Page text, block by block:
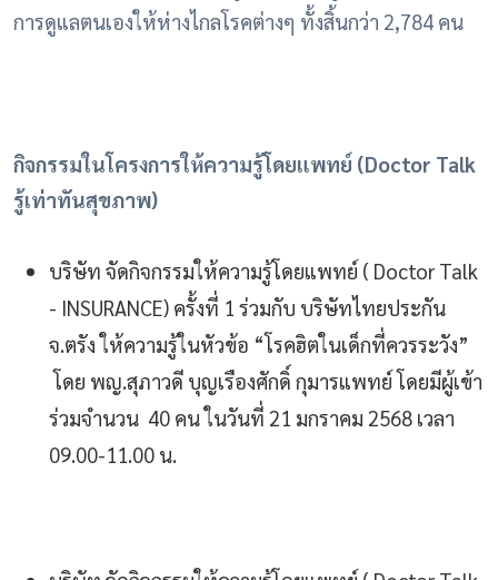
การดูแลตนเองให้ห่างไกลโรคต่างๆ ทั้งสิ้นกว่า 2,784 คน
กิจกรรมในโครงการให้ความรู้โดยแพทย์ (Doctor Talk
รู้เท่าทันสุขภาพ)
บริษัท จัดกิจกรรมให้ความรู้โดยแพทย์ ( Doctor Talk
- INSURANCE) ครั้งที่ 1 ร่วมกับ บริษัทไทยประกัน
จ.ตรัง ให้ความรู้ในหัวข้อ “โรคฮิตในเด็กที่ควรระวัง”
โดย พญ.สุภาวดี บุญเรืองศักดิ์ กุมารแพทย์ โดยมีผู้เข้า
ร่วมจำนวน 40 คน ในวันที่ 21 มกราคม 2568 เวลา
09.00-11.00 น.